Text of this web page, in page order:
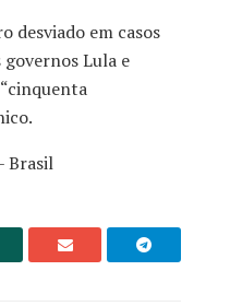
desviado em casos
Lula e
Brasil